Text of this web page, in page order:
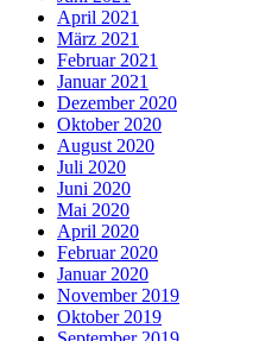
April 2021
März 2021
Februar 2021
Januar 2021
Dezember 2020
Oktober 2020
August 2020
Juli 2020
Juni 2020
Mai 2020
April 2020
Februar 2020
Januar 2020
November 2019
Oktober 2019